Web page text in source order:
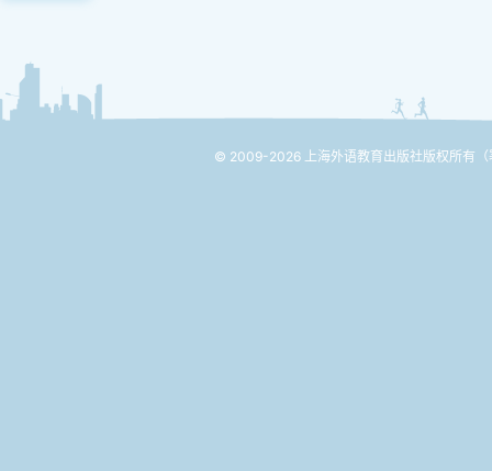
© 2009-2026 上海外语教育出版社版权所有